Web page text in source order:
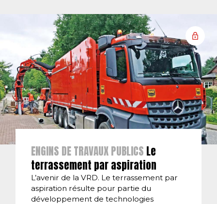
ENGINS DE TRAVAUX PUBLICS Le
terrassement par aspiration
L’avenir de la VRD. Le terrassement par
aspiration résulte pour partie du
développement de technologies